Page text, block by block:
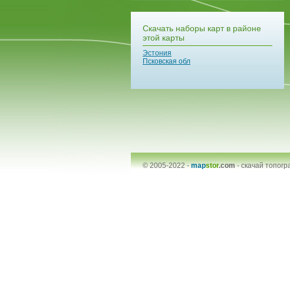
Скачать наборы карт в районе
этой карты
Эстония
Псковская обл
© 2005-2022 -mapstor.com-скачай